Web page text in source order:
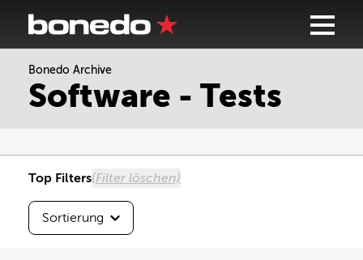
Bonedo Archive
Software - Tests
Top Filters(Filter löschen)
Sortierung
Sortierung
Neueste zuerst